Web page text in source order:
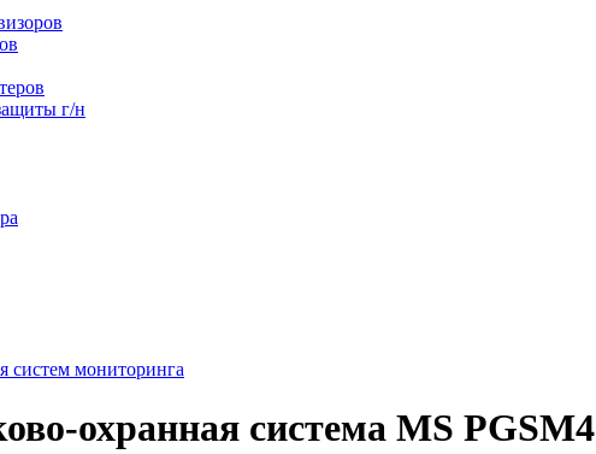
г/н
систем мониторинга
охранная система MS PGSM4